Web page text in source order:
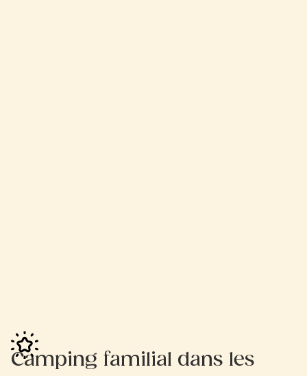
Camping familial dans les